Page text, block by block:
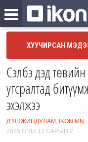
ХУУЧИРСАН
Сэлбэ дэд
угсралтад
эхэлжээ
Д.ЯНЖИНДУЛАМ, IKON.MN
2025 ОНЫ 12 САРЫН 2